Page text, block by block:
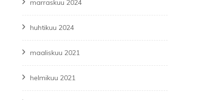
marraskuu 2024
huhtikuu 2024
maaliskuu 2021
helmikuu 2021